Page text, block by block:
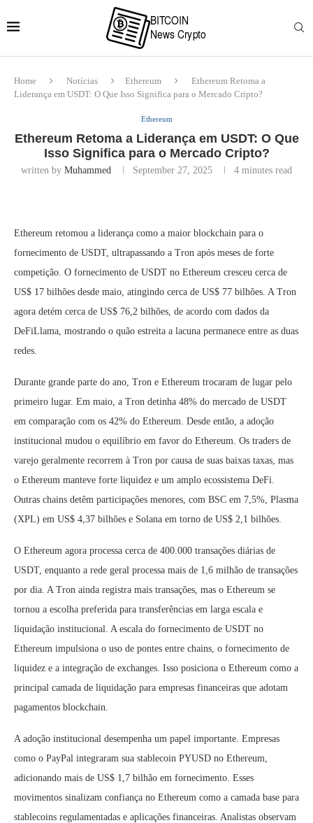
Home Notícias Ethereum
Ethereum Retoma a
Liderança em USDT: O Que Isso Significa para o Mercado Cripto?
Ethereum
Ethereum Retoma a Liderança em USDT: O Que
Isso Significa para o Mercado Cripto?
written by Muhammed September 27, 2025 4 minutes read
Ethereum retomou a liderança como a maior blockchain para o
fornecimento de USDT, ultrapassando a Tron após meses de forte
competição. O fornecimento de USDT no Ethereum cresceu cerca de
US$ 17 bilhões desde maio, atingindo cerca de US$ 77 bilhões. A Tron
agora detém cerca de US$ 76,2 bilhões, de acordo com dados da
DeFiLlama, mostrando o quão estreita a lacuna permanece entre as duas
redes.
Durante grande parte do ano, Tron e Ethereum trocaram de lugar pelo
primeiro lugar. Em maio, a Tron detinha 48% do mercado de USDT
em comparação com os 42% do Ethereum. Desde então, a adoção
institucional mudou o equilíbrio em favor do Ethereum. Os traders de
varejo geralmente recorrem à Tron por causa de suas baixas taxas, mas
o Ethereum manteve forte liquidez e um amplo ecossistema DeFi.
Outras chains detêm participações menores, com BSC em 7,5%, Plasma
(XPL) em US$ 4,37 bilhões e Solana em torno de US$ 2,1 bilhões.
O Ethereum agora processa cerca de 400.000 transações diárias de
USDT, enquanto a rede geral processa mais de 1,6 milhão de transações
por dia. A Tron ainda registra mais transações, mas o Ethereum se
tornou a escolha preferida para transferências em larga escala e
liquidação institucional. A escala do fornecimento de USDT no
Ethereum impulsiona o uso de pontes entre chains, o fornecimento de
liquidez e a integração de exchanges. Isso posiciona o Ethereum como a
principal camada de liquidação para empresas financeiras que adotam
pagamentos blockchain.
A adoção institucional desempenha um papel importante. Empresas
como o PayPal integraram sua stablecoin PYUSD no Ethereum,
adicionando mais de US$ 1,7 bilhão em fornecimento. Esses
movimentos sinalizam confiança no Ethereum como a camada base para
stablecoins regulamentadas e aplicações financeiras. Analistas observam